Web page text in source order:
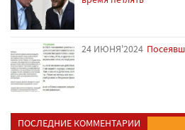
24 ИЮНЯ'2024
ПОСЛЕДНИЕ КОММЕНТАРИИ